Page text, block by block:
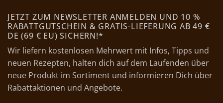
JETZT ZUM NEWSLETTER ANMELDEN UND 10 %
RABATTGUTSCHEIN & GRATIS-LIEFERUNG AB 49 €
DE (69 € EU) SICHERN!*
Wir liefern kostenlosen Mehrwert mit Infos, Tipps und
neuen Rezepten, halten dich auf dem Laufenden über
neue Produkt im Sortiment und informieren Dich über
Rabattaktionen und Angebote.